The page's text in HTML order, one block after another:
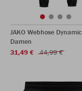
JAKO Webhose Dynamic
Damen
31,49 €
44,99 €